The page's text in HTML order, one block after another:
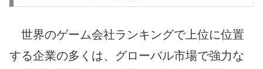
世界のゲーム会社ランキングで上位に位置
する企業の多くは、グローバル市場で強力な